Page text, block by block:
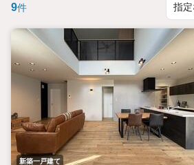
9件
新築一戸建て